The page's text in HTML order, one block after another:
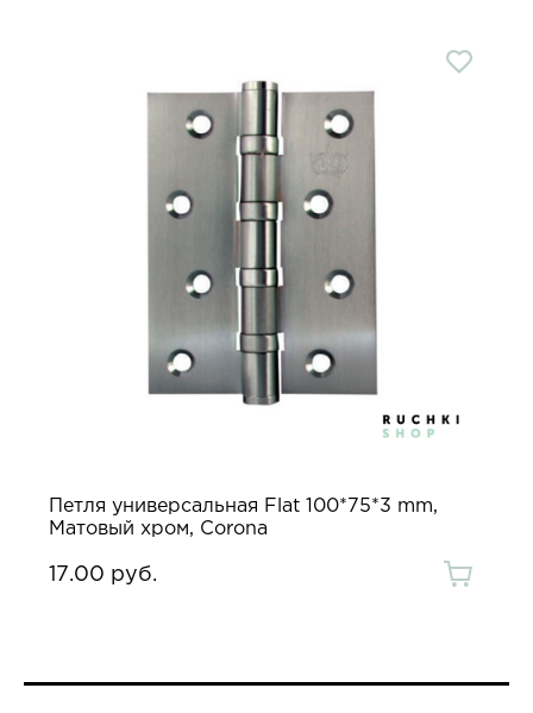
Петля универсальная Flat 100*75*3 mm,
Матовый хром, Corona
17.00 руб.